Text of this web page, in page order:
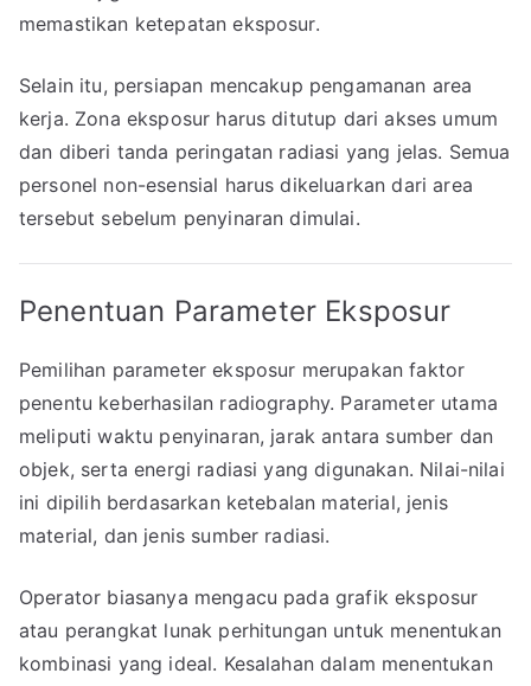
memastikan ketepatan eksposur.
Selain itu, persiapan mencakup pengamanan area
kerja. Zona eksposur harus ditutup dari akses umum
dan diberi tanda peringatan radiasi yang jelas. Semua
personel non-esensial harus dikeluarkan dari area
tersebut sebelum penyinaran dimulai.
Penentuan Parameter Eksposur
Pemilihan parameter eksposur merupakan faktor
penentu keberhasilan radiography. Parameter utama
meliputi waktu penyinaran, jarak antara sumber dan
objek, serta energi radiasi yang digunakan. Nilai-nilai
ini dipilih berdasarkan ketebalan material, jenis
material, dan jenis sumber radiasi.
Operator biasanya mengacu pada grafik eksposur
atau perangkat lunak perhitungan untuk menentukan
kombinasi yang ideal. Kesalahan dalam menentukan